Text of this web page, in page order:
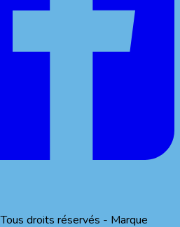
Tous droits réservés - Marque